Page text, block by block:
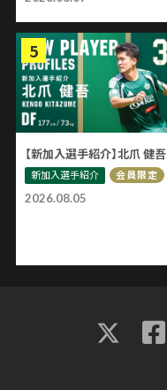
2026.08.05
【新加入選手紹介】北爪 健吾
新加入選手紹介 会員限定